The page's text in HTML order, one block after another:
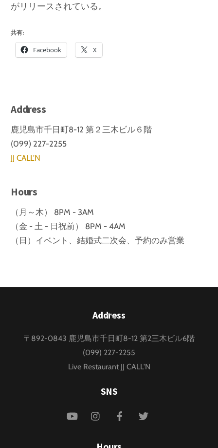
がリリースされている。
共有:
Facebook X
Address
鹿児島市千日町8-12 第２三木ビル６階
(099) 227-2255
JJ CALL'N
Hours
（月～木） 8PM - 3AM
（金 - 土 - 日祝前） 8PM - 4AM
（日）イベント、結婚式二次会、予約のみ営業
Back
Top
Address
〒892-0843 鹿児島市千日町8-12 第2三木ビル6階
(099) 227-2255
Live Restaurant JJ CALL'N
SNS
YouTube InstagramFacebook